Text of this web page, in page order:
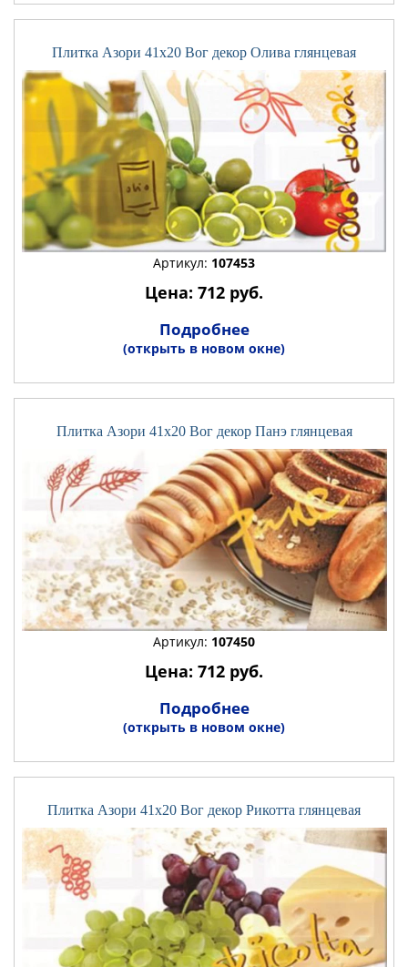
Плитка Азори 41x20 Вог декор Олива глянцевая
Артикул: 107453
Цена: 712 руб.
Подробнее
(открыть в новом окне)
Плитка Азори 41x20 Вог декор Панэ глянцевая
Артикул: 107450
Цена: 712 руб.
Подробнее
(открыть в новом окне)
Плитка Азори 41x20 Вог декор Рикотта глянцевая